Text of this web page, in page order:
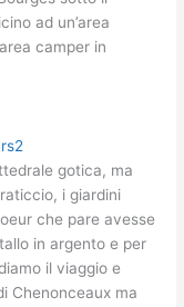
ad un’area
camper in
gotica, ma
i giardini
che pare avesse
in argento e per
il viaggio e
Chenonceaux ma